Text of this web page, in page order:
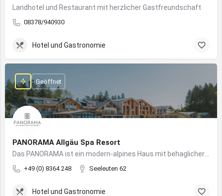
Landhotel und Restaurant mit herzlicher Gastfreundschaft
08378/940930
Hotel und Gastronomie
PANORAMA Allgäu Spa Resort
+49 (0) 8364 248 Seeleuten 62
Geöffnet
Hotel und Gastronomie